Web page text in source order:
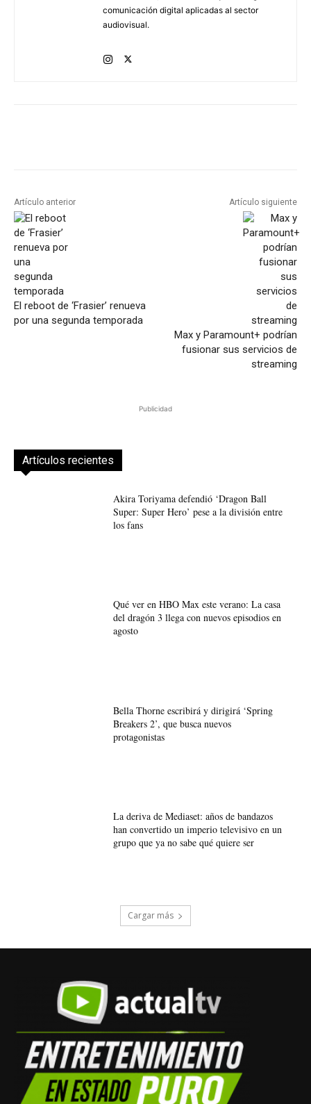
comunicación digital aplicadas al sector
audiovisual.
Artículo anterior
El reboot de ‘Frasier’ renueva
por una segunda temporada
Artículo siguiente
Max y Paramount+ podrían
fusionar sus servicios de
streaming
Publicidad
Artículos recientes
Akira Toriyama defendió ‘Dragon Ball
Super: Super Hero’ pese a la división entre
los fans
Qué ver en HBO Max este verano: La casa
del dragón 3 llega con nuevos episodios en
agosto
Bella Thorne escribirá y dirigirá ‘Spring
Breakers 2’, que busca nuevos
protagonistas
La deriva de Mediaset: años de bandazos
han convertido un imperio televisivo en un
grupo que ya no sabe qué quiere ser
Cargar más